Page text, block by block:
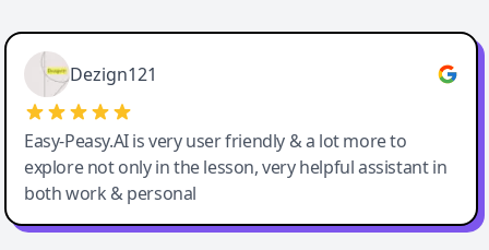
Easy-Peasy AI
Dezign121
Easy-Peasy.AI is very user friendly & a lot more to
explore not only in the lesson, very helpful assistant in
both work & personal